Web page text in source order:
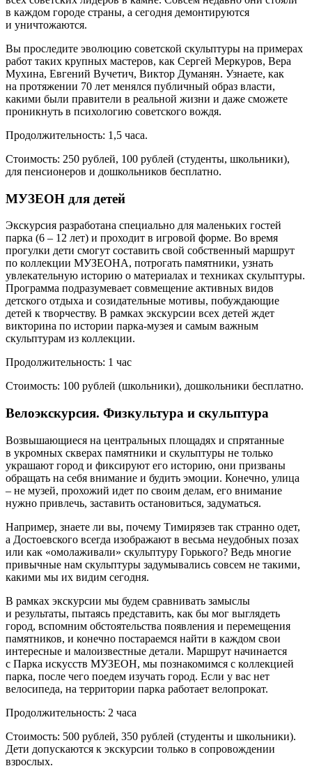
в каждом городе страны, а сегодня демонтируются
и уничтожаются.
Вы проследите эволюцию советской скульптуры на примерах
работ таких крупных мастеров, как Сергей Меркуров, Вера
Мухина, Евгений Вучетич, Виктор Думанян. Узнаете, как
на протяжении 70 лет менялся публичный образ власти,
какими были правители в реальной жизни и даже сможете
проникнуть в психологию советского вождя.
Продолжительность: 1,5 часа.
Стоимость: 250 рублей, 100 рублей (студенты, школьники),
для пенсионеров и дошкольников бесплатно.
МУЗЕОН для детей
Экскурсия разработана специально для маленьких гостей
парка (6 – 12 лет) и проходит в игровой форме. Во время
прогулки дети смогут составить свой собственный маршрут
по коллекции МУЗЕОНА, потрогать памятники, узнать
увлекательную историю о материалах и техниках скульптуры.
Программа подразумевает совмещение активных видов
детского отдыха и созидательные мотивы, побуждающие
детей к творчеству. В рамках экскурсии всех детей ждет
викторина по истории парка-музея и самым важным
скульптурам из коллекции.
Продолжительность: 1 час
Стоимость: 100 рублей (школьники), дошкольники бесплатно.
Велоэкскурсия. Физкультура и скульптура
Возвышающиеся на центральных площадях и спрятанные
в укромных скверах памятники и скульптуры не только
украшают город и фиксируют его историю, они призваны
обращать на себя внимание и будить эмоции. Конечно, улица
– не музей, прохожий идет по своим делам, его внимание
нужно привлечь, заставить остановиться, задуматься.
Например, знаете ли вы, почему Тимирязев так странно одет,
а Достоевского всегда изображают в весьма неудобных позах
или как «омолаживали» скульптуру Горького? Ведь многие
привычные нам скульптуры задумывались совсем не такими,
какими мы их видим сегодня.
В рамках экскурсии мы будем сравнивать замыслы
и результаты, пытаясь представить, как бы мог выглядеть
город, вспомним обстоятельства появления и перемещения
памятников, и конечно постараемся найти в каждом свои
интересные и малоизвестные детали. Маршрут начинается
с Парка искусств МУЗЕОН, мы познакомимся с коллекцией
парка, после чего поедем изучать город. Если у вас нет
велосипеда, на территории парка работает велопрокат.
Продолжительность: 2 часа
Стоимость: 500 рублей, 350 рублей (студенты и школьники).
Дети допускаются к экскурсии только в сопровождении
взрослых.